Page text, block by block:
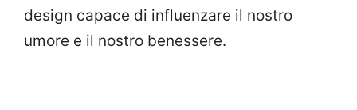
design capace di influenzare il nostro
umore e il nostro benessere.